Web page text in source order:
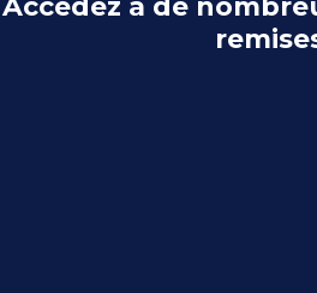
Accédez à de